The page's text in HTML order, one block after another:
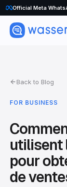
Official Meta
Back to Blog
FOR BUSINESS
utilisent
pour
de